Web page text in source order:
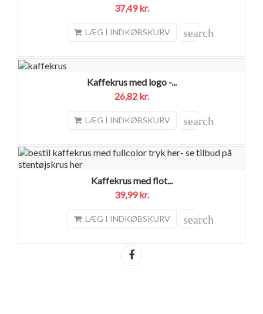
37,49 kr.
LÆG I INDKØBSKURV search
Kaffekrus med logo -...
26,82 kr.
LÆG I INDKØBSKURV search
Kaffekrus med flot...
39,99 kr.
LÆG I INDKØBSKURV search